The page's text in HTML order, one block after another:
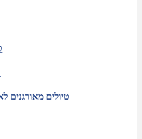
טיולים מאורגנים